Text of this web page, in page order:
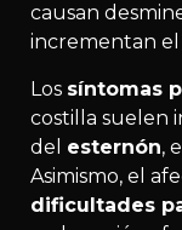
causan
incrementan el
Los síntomas
costilla suelen
del esternón,
Asimismo, el
dificultades